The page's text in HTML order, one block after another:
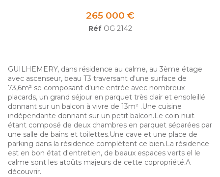
265 000 €
Réf OG 2142
GUILHEMERY, dans résidence au calme, au 3ème étage
avec ascenseur, beau T3 traversant d'une surface de
73,6m² se composant d'une entrée avec nombreux
placards, un grand séjour en parquet très clair et ensoleillé
donnant sur un balcon à vivre de 13m² .Une cuisine
indépendante donnant sur un petit balcon.Le coin nuit
étant composé de deux chambres en parquet séparées par
une salle de bains et toilettes.Une cave et une place de
parking dans la résidence complètent ce bien.La résidence
est en bon état d'entretien, de beaux espaces verts el le
calme sont les atoûts majeurs de cette copropriété.A
découvrir.